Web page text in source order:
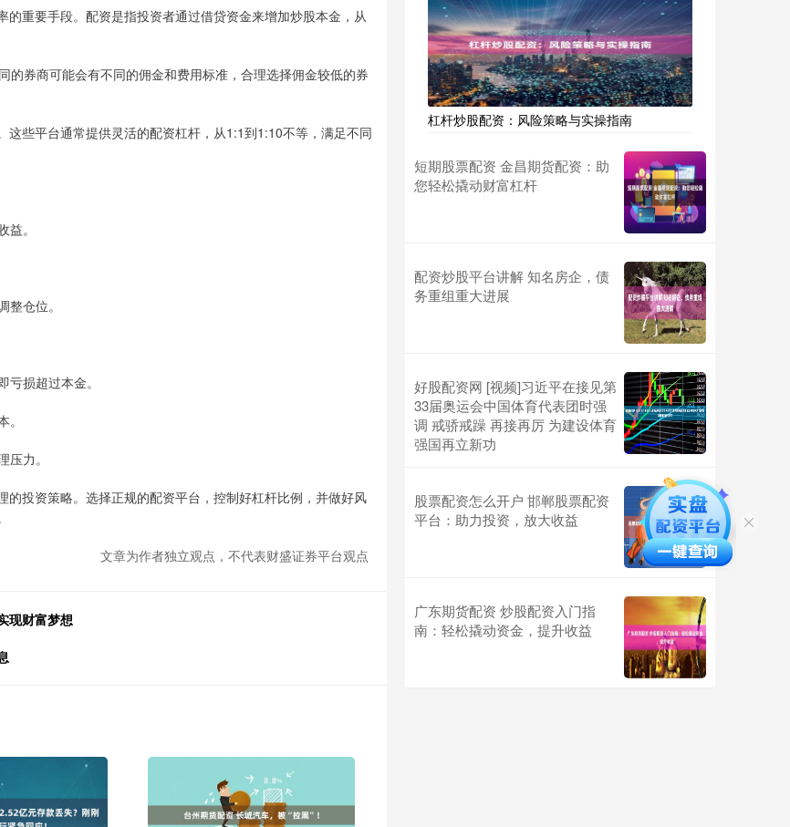
重要手段。配资是指投资者通过借贷资金来增加炒股本金，从
券商可能会有不同的佣金和费用标准，合理选择佣金较低的券
些平台通常提供灵活的配资杠杆，从1:1到1:10不等，满足不同
。
仓位。
损超过本金。
力。
投资策略。选择正规的配资平台，控制好杠杆比例，并做好风
文章为作者独立观点，不代表财盛证券平台观点
现财富梦想
杠杆炒股配资：风险策略与实操指南
短期股票配资 金昌期货配资：助
您轻松撬动财富杠杆
配资炒股平台讲解 知名房企，债
务重组重大进展
好股配资网 [视频]习近平在接见第
33届奥运会中国体育代表团时强
调 戒骄戒躁 再接再厉 为建设体育
强国再立新功
股票配资怎么开户 邯郸股票配资
平台：助力投资，放大收益
广东期货配资 炒股配资入门指
南：轻松撬动资金，提升收益